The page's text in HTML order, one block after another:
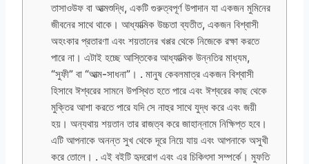
তাসাওউফ বা আত্মশুদ্ধি, একটি গুরুত্বপূর্ণ উপাদান যা একজন মুমিনের
জীবনের সাথে থাকে। আধ্যাত্মিক উচ্চতা ব্যতীত, একজন বিশ্বাসী
অহংকার প্রতারণা এবং শয়তানের খপ্পর থেকে নিজেকে রক্ষা করতে
পারে না। এটাই হচ্ছে আস্তিকের আধ্যাত্মিক উন্নতির মাধ্যম,
“সুফী” বা “আত্ম-সাধনা”। . মানুষ কেবলমাত্র একজন বিশ্বাসী
হিসাবে ঈশ্বরের সামনে উপস্থিত হতে পারে এবং ঈশ্বরের কাছ থেকে
মুক্তির আশা করতে পারে যদি সে নাহুর সাথে যুদ্ধ করে এবং জয়ী
হয়। অন্যথায় শয়তান তার রাজত্ব করে জাহান্নামে নিক্ষিপ্ত হবে।
এটি আপনাকে অনন্ত সুখ থেকে দূরে নিয়ে যায় এবং আপনাকে অসুখী
করে তোলে। . এই বইটি হৃদরোগ এবং এর চিকিৎসা সম্পর্কে। মুফতি